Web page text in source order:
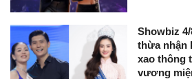
Showbiz
thừa nhận
xao thông
vương